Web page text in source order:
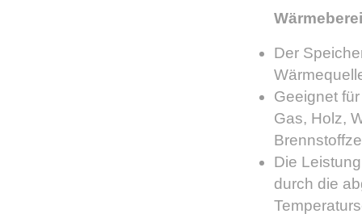
Der
Geeignet
Gas, Holz,
Die
durch die